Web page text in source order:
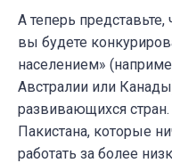
А теперь представьте,
вы будете
населением»
Австралии или
развивающихся
Пакистана, которые
работать за более